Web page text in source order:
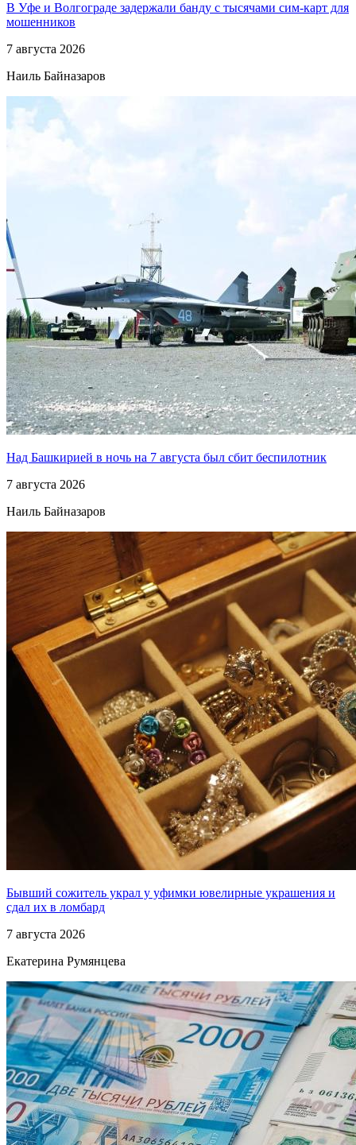
В Уфе и Волгограде задержали банду с тысячами сим-карт для
мошенников
7 августа 2026
Наиль Байназаров
Над Башкирией в ночь на 7 августа был сбит беспилотник
7 августа 2026
Наиль Байназаров
Бывший сожитель украл у уфимки ювелирные украшения и
сдал их в ломбард
7 августа 2026
Екатерина Румянцева